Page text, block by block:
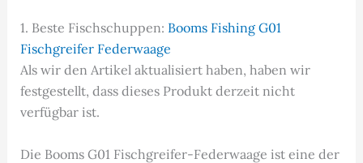
1. Beste Fischschuppen: Booms Fishing G01
Fischgreifer Federwaage
Als wir den Artikel aktualisiert haben, haben wir
festgestellt, dass dieses Produkt derzeit nicht
verfügbar ist.
Die Booms G01 Fischgreifer-Federwaage ist eine der